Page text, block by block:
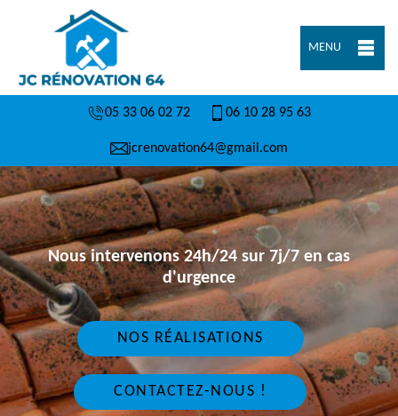
MENU
05 33 06 02 72 06 10 28 95 63
jcrenovation64@gmail.com
Nous intervenons 24h/24 sur 7j/7 en cas
d'urgence
NOS RÉALISATIONS
CONTACTEZ-NOUS !